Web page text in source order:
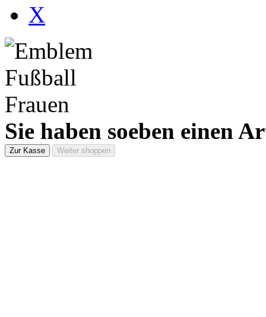
X
Sie haben soeben einen